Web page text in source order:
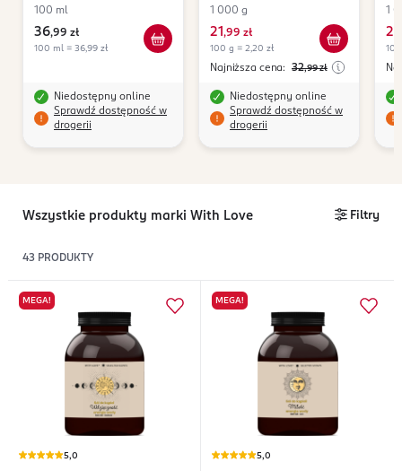
przestrzeni
100 ml
36,99 zł
100 ml = 36,99 zł
Niedostępny online
Sprawdź dostępność w
drogerii
sandałowego i paczuli,
1 000 g
21 ,99 zł
100 g = 2,20 zł
Najniższa cena: 32,99 zł
Niedostępny online
Sprawdź dostępność w
drogerii
1
21
Wszystkie produkty marki With Love Filtry
43 PRODUKTY
MEGA!
5,0
MEGA!
5,0